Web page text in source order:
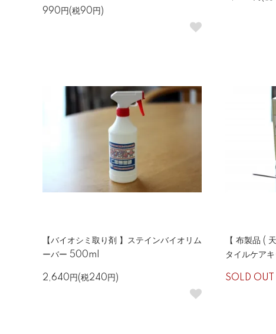
990円(税90円)
【バイオシミ取り剤 】ステインバイオリム
ーバー 500ml
2,640円(税240円)
【 布製品 (
タイルケア
SOLD OUT